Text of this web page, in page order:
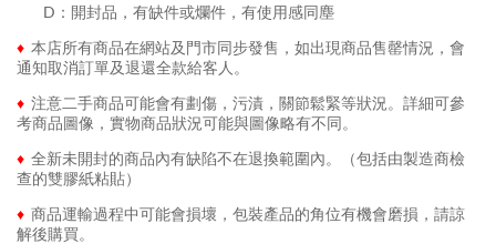
D：開封品，有缺件或爛件，有使用感同塵
♦ 本店所有商品在網站及門市同步發售，如出現商品售罄情況，會
通知取消訂單及退還全款給客人。
♦ 注意二手商品可能會有劃傷，污漬，關節鬆緊等狀況。詳細可參
考商品圖像，實物商品狀況可能與圖像略有不同。
♦ 全新未開封的商品內有缺陷不在退換範圍內。（包括由製造商檢
查的雙膠紙粘貼）
♦ 商品運輸過程中可能會損壞，包裝產品的角位有機會磨損，請諒
解後購買。